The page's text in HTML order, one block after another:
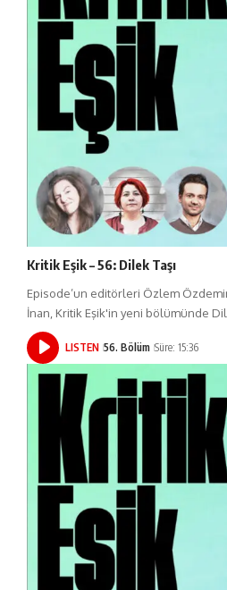
Kritik Eşik – 56: Dilek Taşı
Episode’un editörleri Özlem
İnan, Kritik Eşik'in yeni bölümünde
LISTEN 56. Bölüm Süre: 15:36